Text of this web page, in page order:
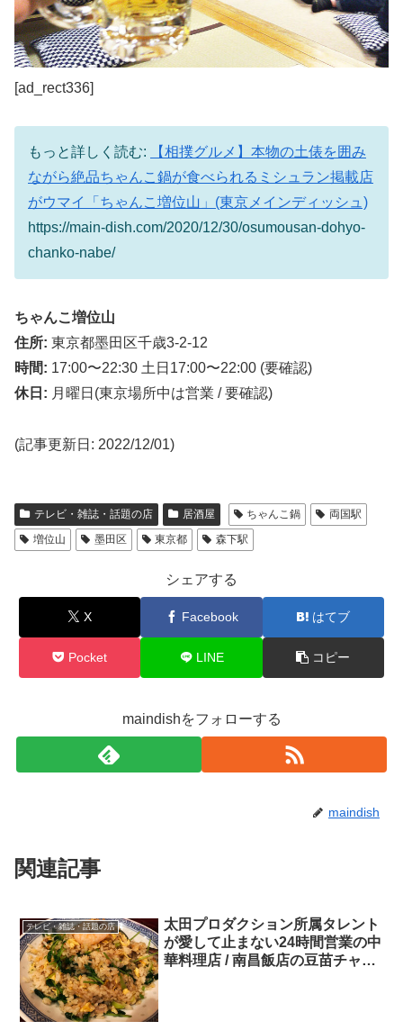
[ad_rect336]
もっと詳しく読む:
【相撲グルメ】本物の土俵を囲み
ながら絶品ちゃんこ鍋が食べられるミシュラン掲載店
がウマイ「ちゃんこ増位山」(東京メインディッシュ)
https://main-dish.com/2020/12/30/osumousan-dohyo-
chanko-nabe/
ちゃんこ増位山
住所: 東京都墨田区千歳3-2-12
時間: 17:00〜22:30 土日17:00〜22:00 (要確認)
休日: 月曜日(東京場所中は営業 / 要確認)
(記事更新日: 2022/12/01)
テレビ・雑誌・話題の店 居酒屋 ちゃんこ鍋
両国駅
増位山
墨田区 東京都 森下駅
シェアする
X Facebook はてブ
Pocket LINE コピー
maindishをフォローする
maindish
関連記事
テレビ・雑誌・話題の店
太田プロダクション所属タレント
が愛して止まない24時間営業の中
華料理店 / 南昌飯店の豆苗チャー